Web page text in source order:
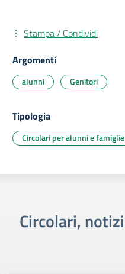
Stampa / Condividi
Argomenti
alunni Genitori
Tipologia
Circolari per alunni e famiglie
Circolari,